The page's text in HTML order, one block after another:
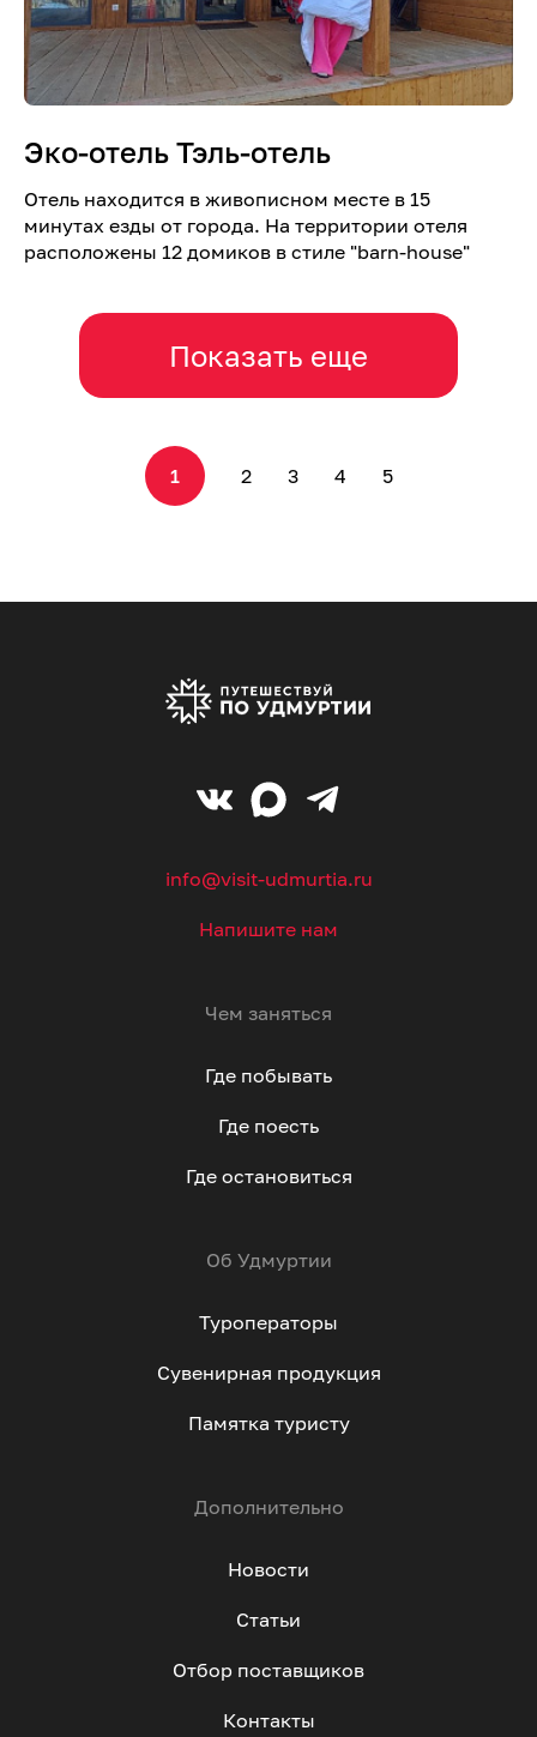
Эко-отель Тэль-отель
Отель находится в живописном месте в 15
минутах езды от города. На территории отеля
расположены 12 домиков в стиле "barn-house"
Показать еще
1 2 3 4 5
info@visit-udmurtia.ru
Напишите нам
Чем заняться
Где побывать
Где поесть
Где остановиться
Об Удмуртии
Туроператоры
Сувенирная продукция
Памятка туристу
Дополнительно
Новости
Статьи
Отбор поставщиков
Контакты